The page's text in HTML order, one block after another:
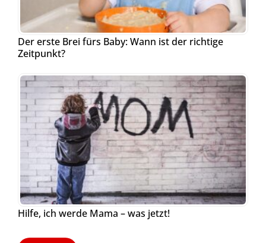
Der erste Brei fürs Baby: Wann ist der richtige
Zeitpunkt?
Hilfe, ich werde Mama – was jetzt!